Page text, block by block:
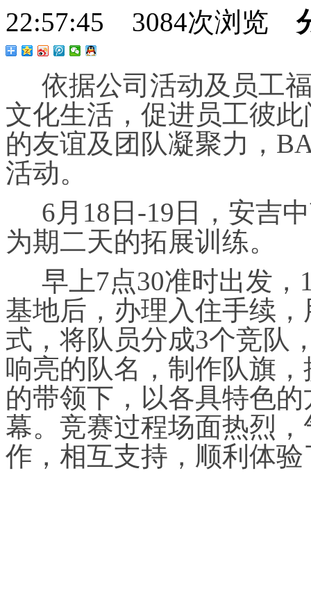
22:57:45 3084次浏览
依据公司活动及员工
文化生活，促进员工彼
的友谊及团队凝聚力，
活动。
6月18日-19日，安吉
为期二天的拓展训练。
早上7点30准时出发
基地后，办理入住手续
式，将队员分成3个竞队
响亮的队名，制作队旗
的带领下，以各具特色
幕。竞赛过程场面热烈
作，相互支持，顺利体